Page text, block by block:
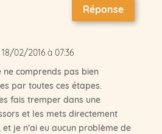
Réponse
02/2016 à 07:36
ne comprends pas bien
par toutes ces étapes.
fais tremper dans une
et les mets directement
je n’ai eu aucun problème de